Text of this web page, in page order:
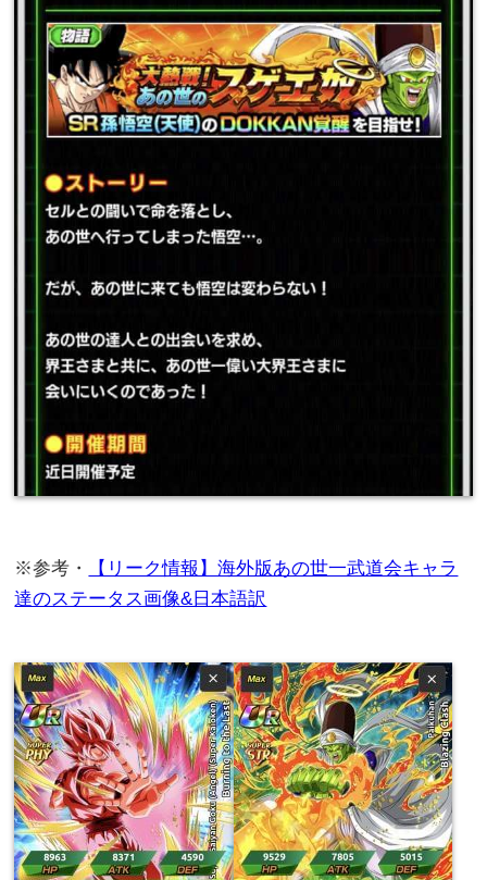
※参考・
【リーク情報】海外版あの世一武道会キャラ
達のステータス画像&日本語訳